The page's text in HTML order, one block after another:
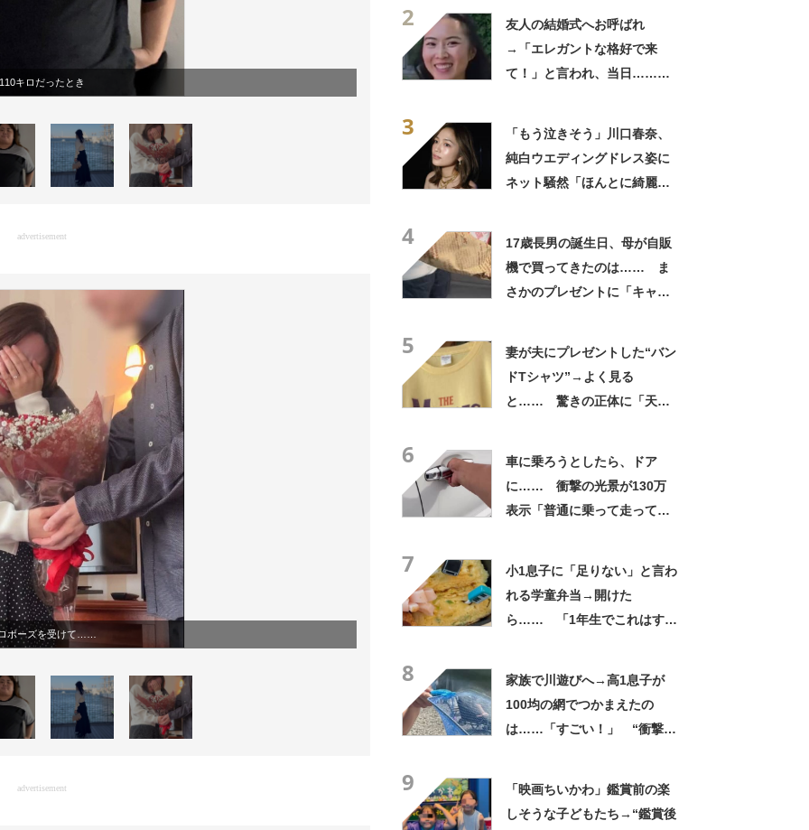
キロだったとき
advertisement
ポーズを受けて……
advertisement
2
友人の結婚式へお呼ばれ
→「エレガントな格好で来
て！」と言われ、当日……ま
3
「もう泣きそう」川口春奈、
純白ウエディングドレス姿に
ネット騒然「ほんとに綺麗」
4
17歳長男の誕生日、母が自販
機で買ってきたのは…… ま
さかのプレゼントに「キャー
5
妻が夫にプレゼントした“バン
ドTシャツ”→よく見る
と…… 驚きの正体に「天
6
車に乗ろうとしたら、ドア
に…… 衝撃の光景が130万
表示「普通に乗って走ってた
7
小1息子に「足りない」と言わ
れる学童弁当→開けた
ら…… 「1年生でこれはすご
8
家族で川遊びへ→高1息子が
100均の網でつかまえたの
は……「すごい！」 “衝撃の
9
「映画ちいかわ」鑑賞前の楽
しそうな子どもたち→“鑑賞後